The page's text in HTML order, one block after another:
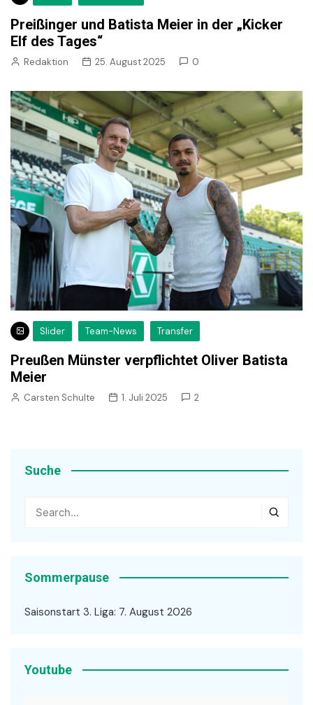
Preißinger und Batista Meier in der „Kicker
Elf des Tages“
Redaktion 25. August 2025 0
Slider Team-News Transfer
Preußen Münster verpflichtet Oliver Batista
Meier
Carsten Schulte 1. Juli 2025 2
Suche
Sommerpause
Saisonstart 3. Liga: 7. August 2026
Youtube